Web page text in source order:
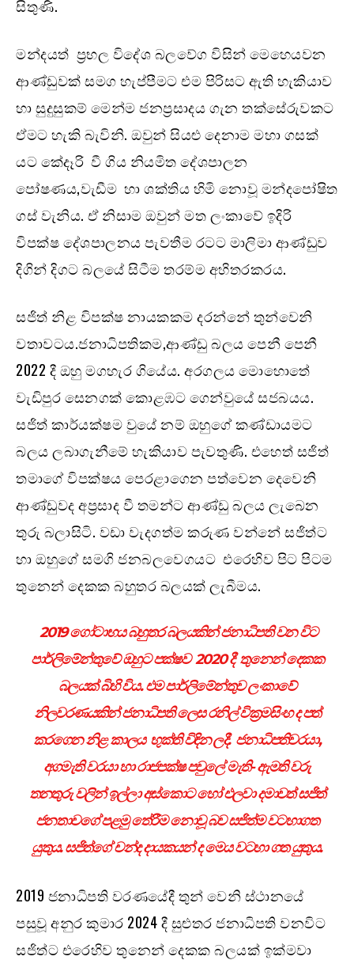
සිතුණි.
මන්දයත් ප්‍රභල විදේශ බලවේග විසින් මෙහෙයවන
ආණ්ඩුවක් සමග හැප්පීමට එම පිරිසට ඇති හැකියාව
හා සුදුසුකම් මෙන්ම ජනප්‍රසාදය ගැන තක්සේරුවකට
ඒමට හැකි බැවිනි. ඔවුන් සියළු දෙනාම මහා ගසක්
යට කේදෑරි වී ගිය නියමිත දේශපාලන
පෝෂණය,වැඩීම හා ශක්තිය හිමි නොවූ මන්දපෝෂිත
ගස් වැනිය. ඒ නිසාම ඔවුන් මත ලංකාවේ ඉදිරි
විපක්ෂ දේශපාලනය පැවතීම රටට මාලිමා ආණ්ඩුව
දිගින් දිගට බලයේ සිටීම තරම්ම අහිතරකරය.
සජිත් නිළ විපක්ෂ නායකකම දරන්නේ තුන්වෙනි
වතාවටය.ජනාධිපතිකම,ආණ්ඩු බලය පෙනී පෙනී
2022 දී ඔහු මගහැර ගියේය. අරගලය මොහොතේ
වැඩිපුර සෙනගක් කොළඹට ගෙන්වුයේ සජබයය.
සජිත් කාර්යක්ෂම වුයේ නම් ඔහුගේ කණ්ඩායමට
බලය ලබාගැනීමේ හැකියාව පැවතුණි. එහෙත් සජිත්
තමාගේ විපක්ෂය පෙරළාගෙන පත්වෙන දෙවෙනි
ආණ්ඩුවද අප්‍රසාද වී තමන්ට ආණ්ඩු බලය ලැබෙන
තුරු බලාසිටි. වඩා වැදගත්ම කරුණ වන්නේ සජිත්ට
හා ඔහුගේ සමගි ජනබලවෙගයට එරෙහිව පිට පිටම
තුනෙන් දෙකක බහුතර බලයක් ලැබීමය.
2019 ගෝටාභය බහුතර බලයකින් ජනාධිපති වන විට
පාර්ලිමේන්තුවේ ඔහුට පක්ෂව 2020 දී තුනෙන් දෙකක
බලයක් බිහි විය. එම පාර්ලිමේන්තුව ලංකාවේ
නිලවරණයකින් ජනාධිපති ලෙස රනිල් වික්‍රමසිංහ ද පත්
කරගෙන නිළ කාලය භුක්ති විඳින ලදී. ජනාධිපතිවරයා,
අගමැති වරයා හා රාජපක්ෂ පවුලේ මැති- ඇමති වරු
තනතුරු වලින් ඉල්ලා අස්කොට හෝ එලවා දමාවත් සජිත්
ජනතාවගේ පළමු තේරීම නොවූ බව සජිත්ම වටහාගත
යුතුය. සජිත්ගේ චන්ද දායකයන් ද මෙය වටහා ගත යුතුය.
2019 ජනාධිපති වරණයේදී තුන් වෙනි ස්ථානයේ
පසුවූ අනුර කුමාර 2024 දී සුළුතර ජනාධිපති වනවිට
සජිත්ට එරෙහිව තුනෙන් දෙකක බලයක් ඉක්මවා